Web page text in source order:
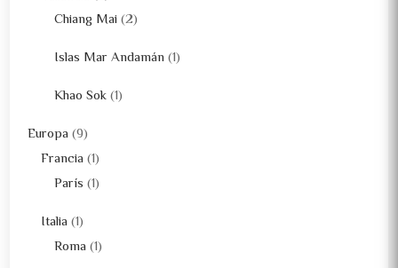
Chiang Mai (2)
Islas Mar Andamán (1)
Khao Sok(1)
Europa (9)
Francia (1)
París (1)
Italia (1)
Roma (1)